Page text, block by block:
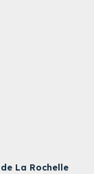
La Rochelle